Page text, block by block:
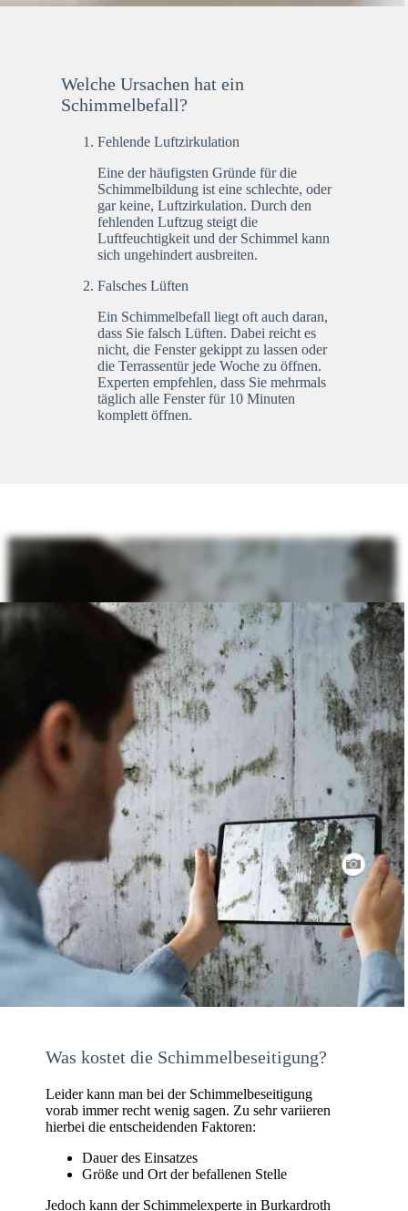
Welche Ursachen hat ein
Schimmelbefall?
Fehlende Luftzirkulation
Eine der häufigsten Gründe für die
Schimmelbildung ist eine schlechte, oder
gar keine, Luftzirkulation. Durch den
fehlenden Luftzug steigt die
Luftfeuchtigkeit und der Schimmel kann
sich ungehindert ausbreiten.
Falsches Lüften
Ein Schimmelbefall liegt oft auch daran,
dass Sie falsch Lüften. Dabei reicht es
nicht, die Fenster gekippt zu lassen oder
die Terrassentür jede Woche zu öffnen.
Experten empfehlen, dass Sie mehrmals
täglich alle Fenster für 10 Minuten
komplett öffnen.
Was kostet die Schimmelbeseitigung?
Leider kann man bei der Schimmelbeseitigung
vorab immer recht wenig sagen. Zu sehr variieren
hierbei die entscheidenden Faktoren:
Dauer des Einsatzes
Größe und Ort der befallenen Stelle
Jedoch kann der Schimmelexperte in Burkardroth